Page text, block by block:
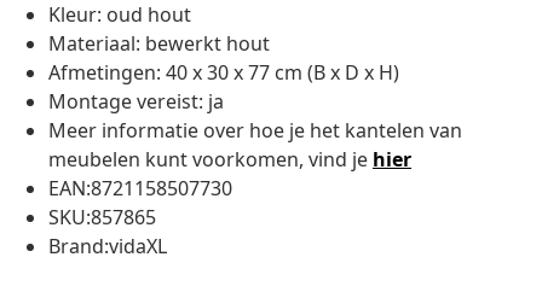
Kleur: oud hout
Materiaal: bewerkt hout
Afmetingen: 40 x 30 x 77 cm (B x D x H)
Montage vereist: ja
Meer informatie over hoe je het kantelen van
meubelen kunt voorkomen, vind je hier
EAN:8721158507730
SKU:857865
Brand:vidaXL